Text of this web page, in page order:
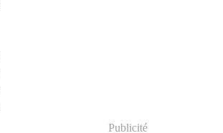
Publicité